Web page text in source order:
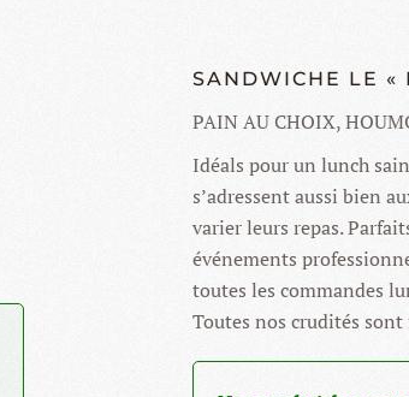
SANDWICHE LE «
PAIN AU CHOIX,
Idéals pour un lunch
s’adressent aussi bien
varier leurs repas.
événements
toutes les commandes
Toutes nos crudités